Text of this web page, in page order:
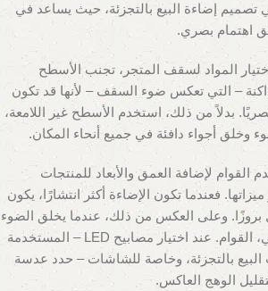
تصميم إضاءة البيع بالتجزئة، حيث يساعد في
اهتمام بصري.
المواد لسقف المتجر، تجنب الأسطح
– التي تعكس ضوء السقف – لأنها قد تكون
بدلاً من ذلك، استخدم الأسطح غير اللامعة،
وخلق أجواء دافئة في جميع أنحاء المكان.
القوام لإضافة العمق والأبعاد للمنتجات
فعندما تكون الإضاءة أكثر انتشارًا، يكون
بروزًا. وعلى العكس من ذلك، عندما يخلق الضوء
الاتجاهي الظلال، وبالتالي، القوام. عند اختيار مصابيح LED – المستخدمة
بالتجزئة، وخاصة للشاشات – حدد عدسة
الوهج العاكس.